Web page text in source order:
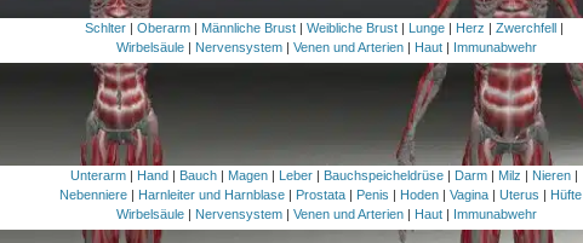
Schlter |Oberarm Männliche Brust |Weibliche Brust Lunge Herz |Zwerchfell
Wirbelsäule| Nervensystem| Venen und Arterien| Haut| Immunabwehr
Unterarm | Hand | Bauch | Magen | Leber | Bauchspeicheldrüse | Darm | Milz | Nieren |
Nebenniere | Harnleiter und Harnblase | Prostata | Penis | Hoden |Vagina |Uterus | Hüfte
Wirbelsäule| Nervensystem| Venen und Arterien| Haut| Immunabwehr